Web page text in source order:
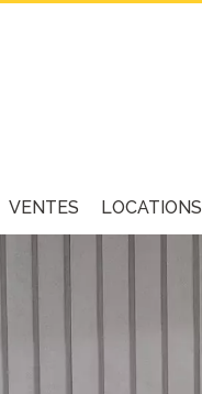
VENTES LOCATIONS